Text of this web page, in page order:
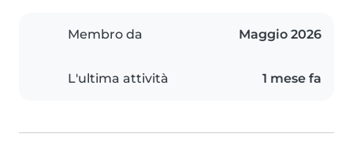
Membro da Maggio 2026
L'ultima attività 1 mese fa